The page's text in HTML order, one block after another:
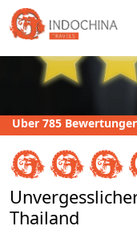
Uber 785
Thailand